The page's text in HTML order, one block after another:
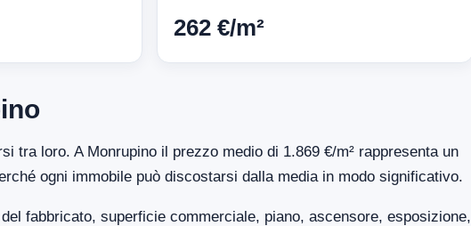
262 €/m²
tra loro. A Monrupino il prezzo medio di 1.869 €/m² rappresenta un
ogni immobile può discostarsi dalla media in modo significativo.
fabbricato, superficie commerciale, piano, ascensore, esposizione,